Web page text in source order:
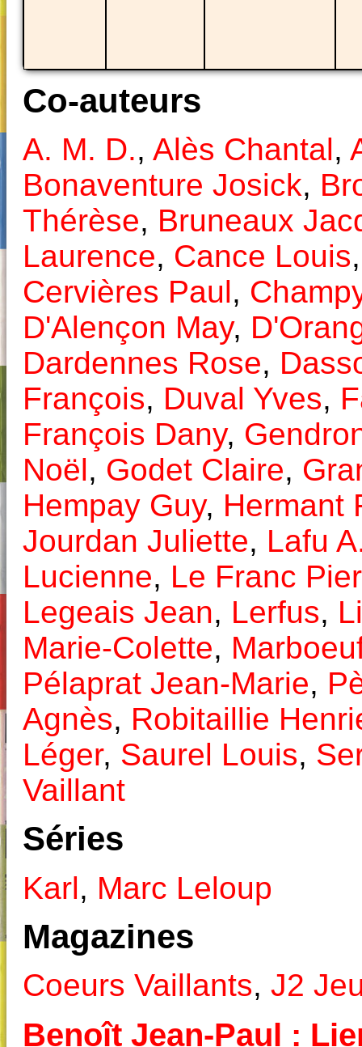
Co-auteurs
A. M. D., Alès Chantal,
Bonaventure Josick,
Thérèse, Bruneaux
Laurence, Cance Louis
Cervières Paul,
D'Alençon May,
Dardennes Rose,
François, Duval Yves,
François Dany,
Noël, Godet Claire,
Hempay Guy, Hermant
Jourdan Juliette, Lafu
Lucienne, Le Franc
Legeais Jean, Lerfus,
Marie-Colette,
Pélaprat Jean-Marie,
Agnès, Robitaillie
Léger, Saurel Louis,
Vaillant
Séries
Karl, Marc Leloup
Magazines
Coeurs Vaillants, J2
Benoît Jean-Paul :